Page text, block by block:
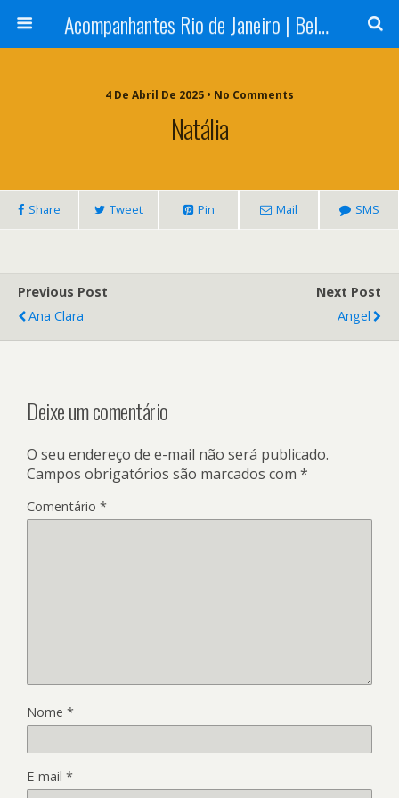
Acompanhantes Rio de Janeiro | Belas e Cia
4 De Abril De 2025 • No Comments
Natália
Share Tweet Pin Mail SMS
Previous Post
Ana Clara
Next Post
Angel
Deixe um comentário
O seu endereço de e-mail não será publicado.
Campos obrigatórios são marcados com *
Comentário *
Nome *
E-mail *